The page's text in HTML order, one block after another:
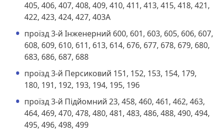
405, 406, 407, 408, 409, 410, 411, 413, 415, 418, 421,
422, 423, 424, 427, 403А
проїзд 3-й Інженерний 600, 601, 603, 605, 606, 607,
608, 609, 610, 611, 613, 614, 676, 677, 678, 679, 680,
683, 686, 687, 688
проїзд 3-й Персиковий 151, 152, 153, 154, 179,
180, 191, 192, 193, 194, 195, 196
проїзд 3-й Підйомний 23, 458, 460, 461, 462, 463,
464, 469, 470, 478, 480, 481, 483, 486, 488, 490, 494,
495, 496, 498, 499